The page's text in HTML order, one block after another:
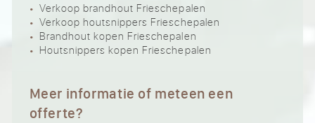
Verkoop brandhout Frieschepalen
Verkoop houtsnippers Frieschepalen
Brandhout kopen Frieschepalen
Houtsnippers kopen Frieschepalen
Meer informatie of meteen een
offerte?